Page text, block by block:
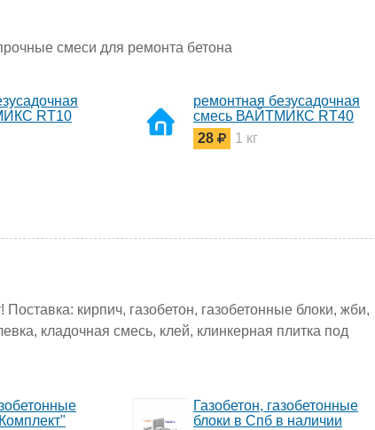
смеси для ремонта бетона
RT10
ремонтная безусадочная
смесь ВАЙТМИКС RT40
28
1 кг
кирпич, газобетон, газобетонные блоки, жби,
кладочная смесь, клей, клинкерная плитка под
Газобетон, газобетонные
блоки в Спб в наличии